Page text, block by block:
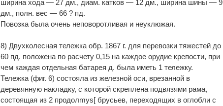
ширина хода — 27 дм., диам. катков — 12 дм., ширина шины — 9
дм., полн. вес — 66 ? пд.
Повозка была очень неповоротливая и неуклюжая.
8) Двухколесная тележка обр. 1867 г. для перевозки тяжестей до
60 пд. положена по расчету 0,15 на каждое орудие крепости, при
чем каждая отдельная батарея д. была иметь 1 тележку.
Тележка (фиг. 6) состояла из железной оси, врезанной в
деревянную накладку, с которой скреплена подвязями рама,
состоящая из 2 продолmys[ брусьев, переходящих в оглобли с